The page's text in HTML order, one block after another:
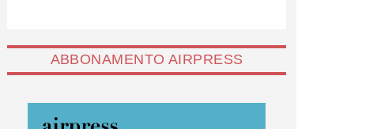
ABBONAMENTO AIRPRESS